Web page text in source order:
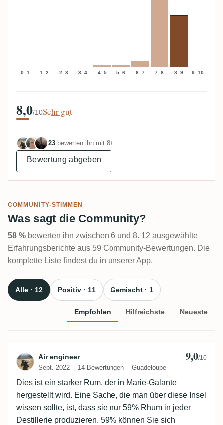
0–1 1–2 2–3 3–4 4–5 5–6 6–7 7–8 8–9 9–10
8,0/10Sehr gut
23 bewerten ihn mit 8+
Bewertung abgeben
COMMUNITY-STIMMEN
Was sagt die Community?
58 % bewerten ihn zwischen 6 und 8. 12 ausgewählte
Erfahrungsberichte aus 59 Community-Bewertungen. Die
komplette Liste findest du in unserer App.
Alle · 12 Positiv · 11 Gemischt · 1
Empfohlen Hilfreichste Neueste
Bewertung von Air engineer
Air engineer
Sept. 2022 14 Bewertungen Guadeloupe
9,0/10
Dies ist ein starker Rum, der in Marie-Galante
hergestellt wird. Eine Sache, die man über diese Insel
wissen sollte, ist, dass sie nur 59% Rhum in jeder
Destillerie produzieren. 59% können Sie sich